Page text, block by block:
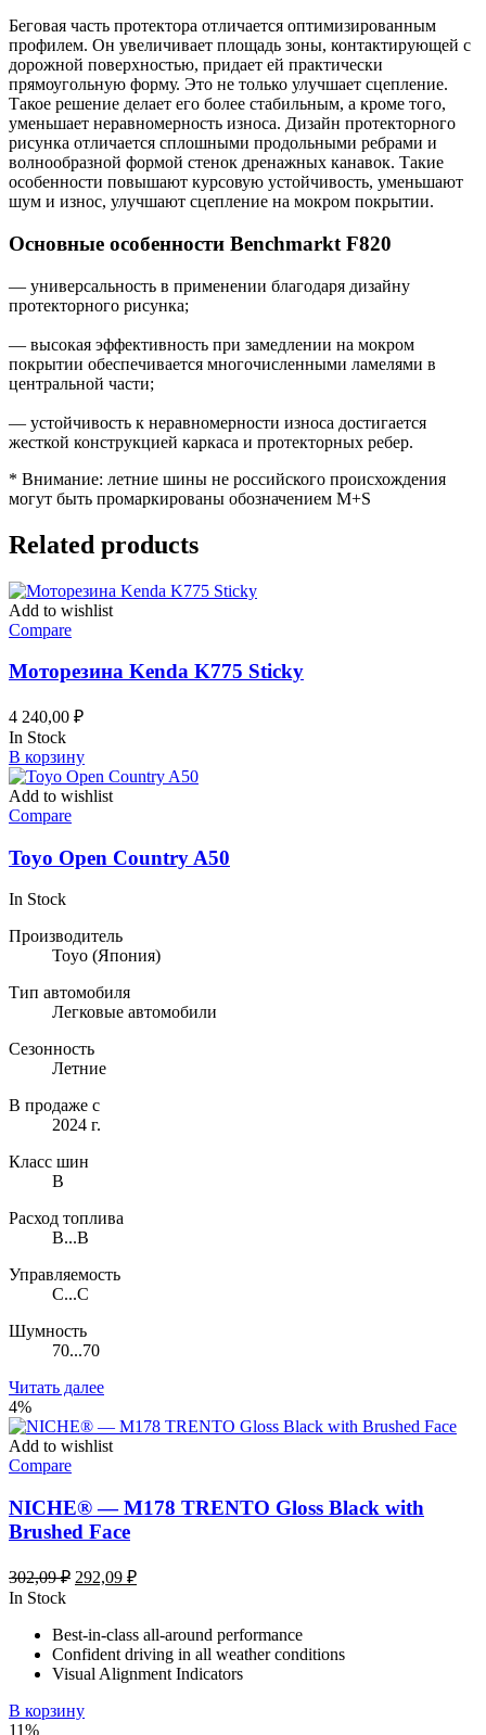
Беговая часть протектора отличается оптимизированным
профилем. Он увеличивает площадь зоны, контактирующей с
дорожной поверхностью, придает ей практически
прямоугольную форму. Это не только улучшает сцепление.
Такое решение делает его более стабильным, а кроме того,
уменьшает неравномерность износа. Дизайн протекторного
рисунка отличается сплошными продольными ребрами и
волнообразной формой стенок дренажных канавок. Такие
особенности повышают курсовую устойчивость, уменьшают
шум и износ, улучшают сцепление на мокром покрытии.
Основные особенности Benchmarkt F820
— универсальность в применении благодаря дизайну
протекторного рисунка;
— высокая эффективность при замедлении на мокром
покрытии обеспечивается многочисленными ламелями в
центральной части;
— устойчивость к неравномерности износа достигается
жесткой конструкцией каркаса и протекторных ребер.
* Внимание: летние шины не российского происхождения
могут быть промаркированы обозначением M+S
Related products
Add to wishlist
Compare
Моторезина Kenda K775 Sticky
4 240,00 ₽
In Stock
В корзину
Add to wishlist
Compare
Toyo Open Country A50
In Stock
Производитель
Toyo (Япония)
Тип автомобиля
Легковые автомобили
Сезонность
Летние
В продаже с
2024 г.
Класс шин
B
Расход топлива
B...B
Управляемость
C...C
Шумность
70...70
Читать далее
4%
Add to wishlist
Compare
NICHE® — M178 TRENTO Gloss Black with
Brushed Face
302,09₽ Первоначальная
302,09 ₽.
292,09 ₽Текущая
In Stock
Best-in-class all-around performance
Confident driving in all weather conditions
Visual Alignment Indicators
В корзину
11%